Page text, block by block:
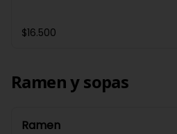
$16.500
Ramen y sopas
Ramen